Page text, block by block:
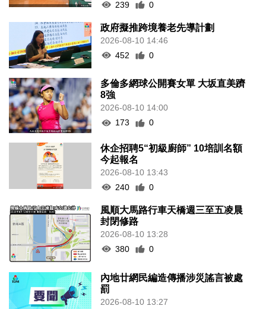
239 0
政府擬推跨境養老先導計劃
2026-08-10 14:46
452
0
多倫多網球公開賽女單 大坂直美躋
8強
2026-08-10 14:00
173
0
休企招聘5“初級廚師” 10培訓名額
今起報名
2026-08-10 13:43
240
0
風順大馬路行車天橋週三至五凌晨
封閉修路
2026-08-10 13:28
380
0
內地廿網民編造傳播涉災謠言被處
罰
2026-08-10 13:27